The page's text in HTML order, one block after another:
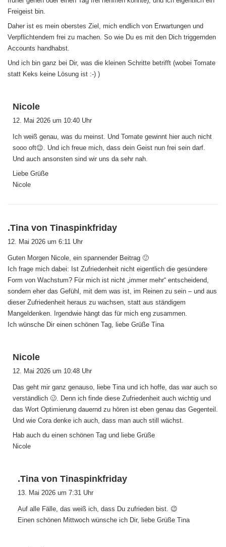
Freigeist bin.
Daher ist es mein oberstes Ziel, mich endlich von Erwartungen und
Verpflichtendem frei zu machen. So wie Du es mit den Dich triggernden
Accounts handhabst.
Und ich bin ganz bei Dir, was die kleinen Schritte betrifft (wobei Tomate
statt Keks keine Lösung ist :-) )
Nicole
a
t
:
12. Mai 2026 um 10:40 Uhr
Ich weiß genau, was du meinst. Und Tomate gewinnt hier auch nicht
sooo oft😉. Und ich freue mich, dass dein Geist nun frei sein darf.
Und auch ansonsten sind wir uns da sehr nah.
Liebe Grüße
Nicole
.Tina von Tinaspinkfriday
:
12. Mai 2026 um 6:11 Uhr
Guten Morgen Nicole, ein spannender Beitrag 🙂
Ich frage mich dabei: Ist Zufriedenheit nicht eigentlich die gesündere
Form von Wachstum? Für mich ist nicht „immer mehr“ entscheidend,
sondern eher das Gefühl, mit dem was ist, im Reinen zu sein – und aus
dieser Zufriedenheit heraus zu wachsen, statt aus ständigem
Mangeldenken. Irgendwie hängt das für mich eng zusammen.
Ich wünsche Dir einen schönen Tag, liebe Grüße Tina
Nicole
a
t
:
12. Mai 2026 um 10:48 Uhr
Das geht mir ganz genauso, liebe Tina und ich hoffe, das war auch so
verständlich 🥴. Denn ich finde diese Zufriedenheit auch wichtig und
das Wort Optimierung dauernd zu hören ist eben genau das Gegenteil.
Und wie Cora denke ich auch, dass man auch still wächst.
Hab auch du einen schönen Tag und liebe Grüße
Nicole
.Tina von Tinaspinkfriday
t
:
13. Mai 2026 um 7:31 Uhr
Auf alle Fälle, das weiß ich, dass Du zufrieden bist. 😉
Einen schönen Mittwoch wünsche ich Dir, liebe Grüße Tina